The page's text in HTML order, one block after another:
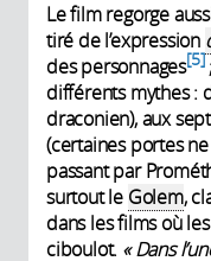
Le film regorge
tiré de l’expression
des personnages 5
différents mythes :
draconien), aux
(certaines portes
passant par
surtout le Golem,
dans les films où
ciboulot. « Dans